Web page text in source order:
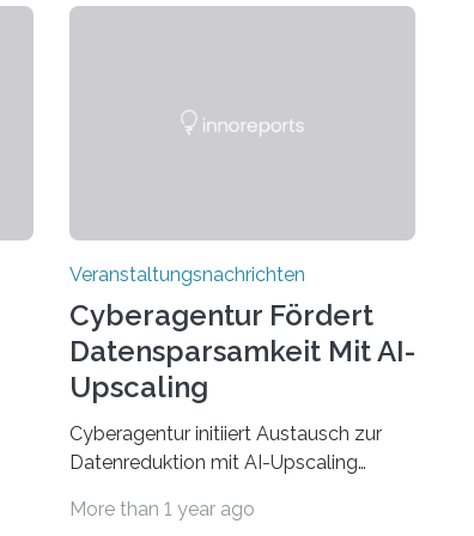
Veranstaltungsnachrichten
Cyberagentur Fördert
Datensparsamkeit Mit AI-
Upscaling
Cyberagentur initiiert Austausch zur
Datenreduktion mit AI-Upscaling
Forschungsprogramm DDK –
More than 1 year ago